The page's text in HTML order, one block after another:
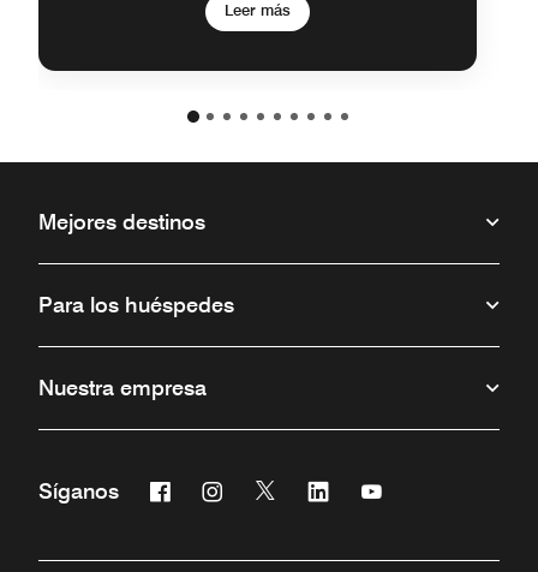
Leer más
Mejores destinos
Para los huéspedes
Nuestra empresa
Síganos Facebook
Abre una ventana nueva
Instagram
Abre una ventana nueva
Twitter
Abre una ventana nueva
Linkedin
Abre una ventana nueva
Abre una ventana